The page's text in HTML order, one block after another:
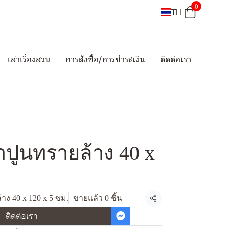
TH
0
เล่าเรื่องสวน การสั่งซื้อ/การชำระเงิน ติดต่อเรา
นทรายล้าง 40 x
40 x 120 x 5 ซม. ขายแล้ว 0 ชิ้น
แชร์
ติดต่อเรา